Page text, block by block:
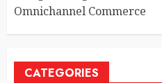
Omnichannel Commerce
CATEGORIES